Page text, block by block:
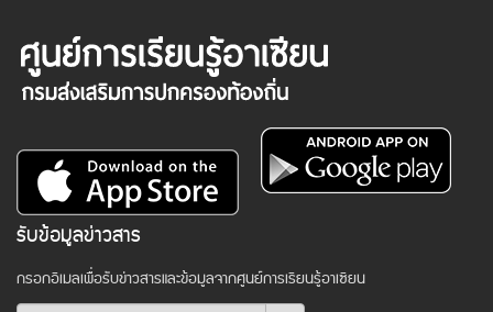
รับข้อมูลข่าวสาร
กรอกอีเมลเพื่อรับข่าวสารและข้อมูลจากศูนย์การเรียนรู้อาเซียน